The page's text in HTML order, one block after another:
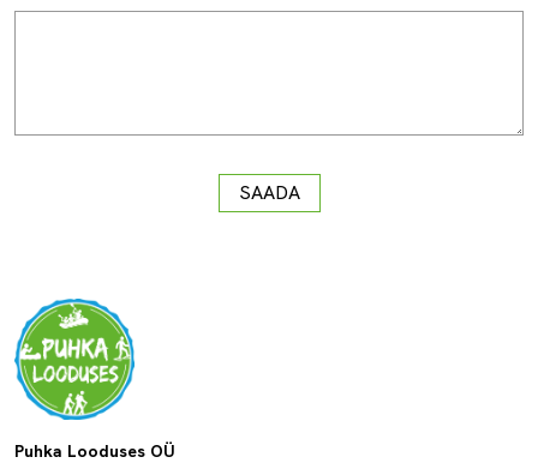
SAADA
Puhka Looduses OÜ